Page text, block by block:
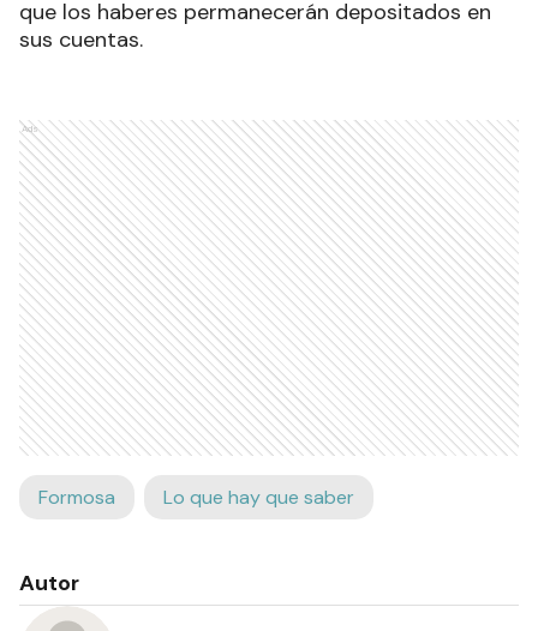
que los haberes permanecerán depositados en
sus cuentas.
Ads
Formosa Lo que hay que saber
Autor